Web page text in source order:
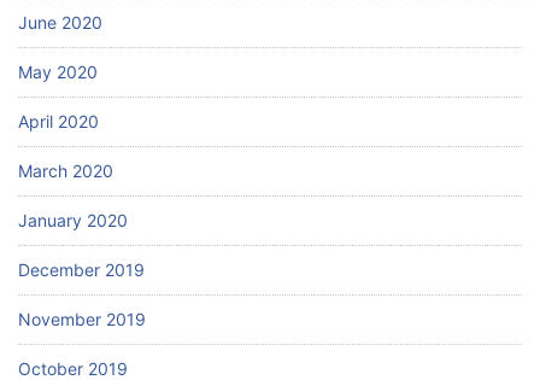
June 2020
May 2020
April 2020
March 2020
January 2020
December 2019
November 2019
October 2019